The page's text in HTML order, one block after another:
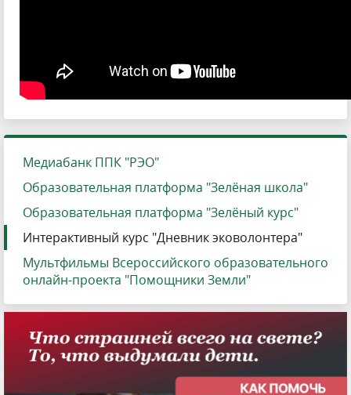
Медиабанк ППК "РЭО"
Образовательная платформа "Зелёная школа"
Образовательная платформа "Зелёный курс"
Интерактивный курс "Дневник эковолонтера"
Мультфильмы Всероссийского образовательного
онлайн-проекта "Помощники Земли"